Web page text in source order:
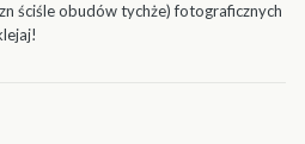
ściśle obudów tychże) fotograficznych